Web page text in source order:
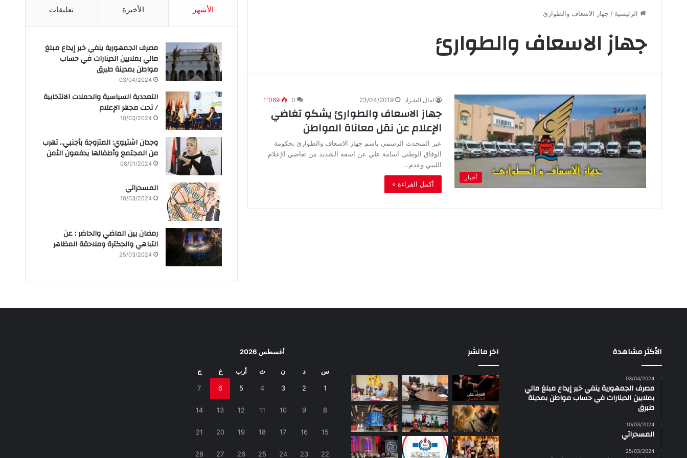
الرئيسية / جهاز الاسعاف والطوارئ
جهاز الاسعاف والطوارئ
أخبار
امال الشراد 23/04/2019
0 1٬069
جهاز الاسعاف والطوارئ يشكو تغاضي
الإعلام عن نقل معاناة المواطن
عبر المتحدث الرسمي باسم جهاز الاسعاف والطوارئ بحكومة
الوفاق الوطني اسامة علي عن اسفه الشديد من تغاضي الإعلام
الليبي وعدم…
أكمل القراءة »
الأشهر الأخيرة تعليقات
مصرف الجمهورية ينفي خبر إيداع مبلغ
مالي بملايين الدينارات في حساب
مواطن بمدينة طبرق
03/04/2024
التعددية السياسية والحملات الانتخابية
/ تحت مجهر الإعلام
10/03/2024
وجدان اشتيوي: المتزوجة بأجنبي.. تهرب
من المجتمع وأطفالها يدفعون الثمن
08/01/2024
المسحراتي
10/03/2024
رمضان بين الماضي والحاضر : عن
التباهي والجكترة وملاحقة المظاهر
25/03/2024
الأكثر مشاهدة
03/04/2024
مصرف الجمهورية ينفي خبر إيداع مبلغ مالي
بملايين الدينارات في حساب مواطن بمدينة
طبرق
10/03/2024
المسحراتي
25/03/2024
اخر مانشر أغسطس 2026
س د ن ث أرب خ ج
1
2
3
4
5
6
7
8
9
10
11
12
13
14
15
16
17
18
19
20
21
22
23
24
25
26
27
28